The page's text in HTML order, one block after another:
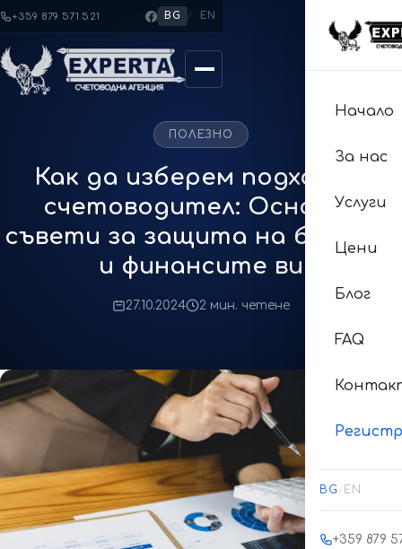
+359 879 571 521 BG / EN
Начало
За нас
Услуги
Цени
Блог
FAQ
BG EN
+359 879
ПОЛЕЗНО
Как да изберем подходящ
счетоводител: Основни
съвети за защита на бизнеса
и финансите ви
27.10.2024 2 мин. четене